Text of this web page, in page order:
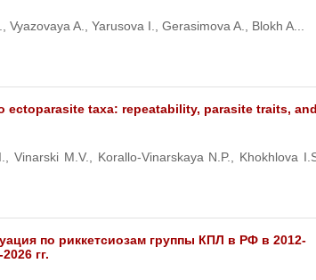
A., Yarusova I., Gerasimova A., Blokh A...
ectoparasite taxa: repeatability, parasite traits, and
Vinarski M.V., Korallo-Vinarskaya N.P., Khokhlova
по риккетсиозам группы КПЛ в РФ в 2012-
гг.